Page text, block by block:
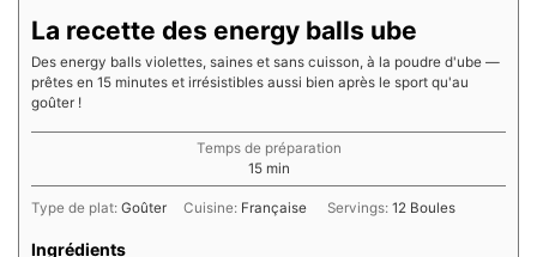
La recette des energy balls ube
Des energy balls violettes, saines et sans cuisson, à la poudre d'ube —
prêtes en 15 minutes et irrésistibles aussi bien après le sport qu'au
goûter !
Temps de préparation
15minutes
min
Type de plat: Goûter Cuisine: Française Servings:12 Boules
Ingrédients